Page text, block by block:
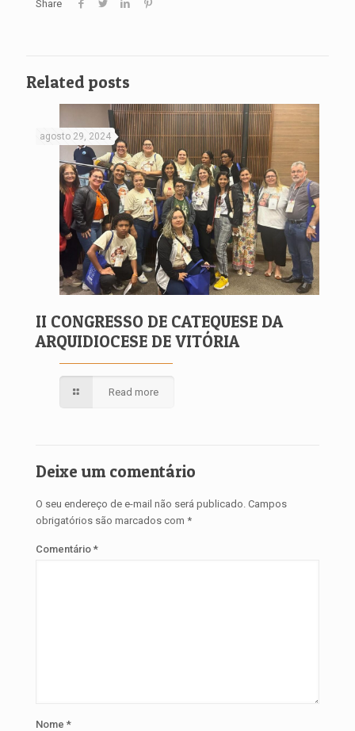
Share
Related posts
agosto 29, 2024
II CONGRESSO DE CATEQUESE DA
ARQUIDIOCESE DE VITÓRIA
Read more
Deixe um comentário
O seu endereço de e-mail não será publicado. Campos
obrigatórios são marcados com *
Comentário *
Nome *